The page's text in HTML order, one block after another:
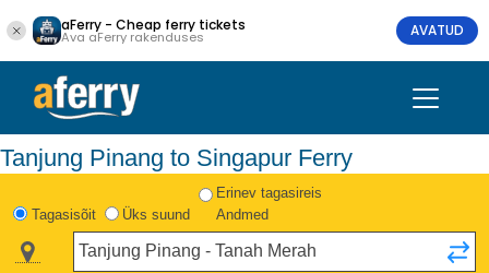
aFerry - Cheap ferry tickets
Ava aFerry rakenduses AVATUD
Tanjung Pinang to Singapur Ferry
Tagasisõit Üks suund
Erinev tagasireis
Andmed